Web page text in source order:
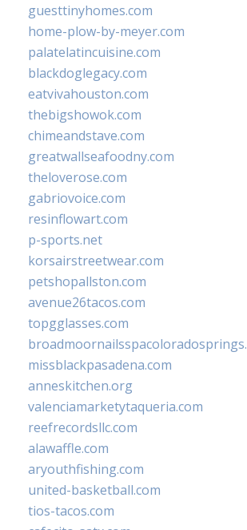
guesttinyhomes.com
home-plow-by-meyer.com
palatelatincuisine.com
blackdoglegacy.com
eatvivahouston.com
thebigshowok.com
chimeandstave.com
greatwallseafoodny.com
theloverose.com
gabriovoice.com
resinflowart.com
p-sports.net
korsairstreetwear.com
petshopallston.com
avenue26tacos.com
topgglasses.com
missblackpasadena.com
anneskitchen.org
valenciamarketytaqueria.com
reefrecordsllc.com
alawaffle.com
aryouthfishing.com
united-basketball.com
tios-tacos.com